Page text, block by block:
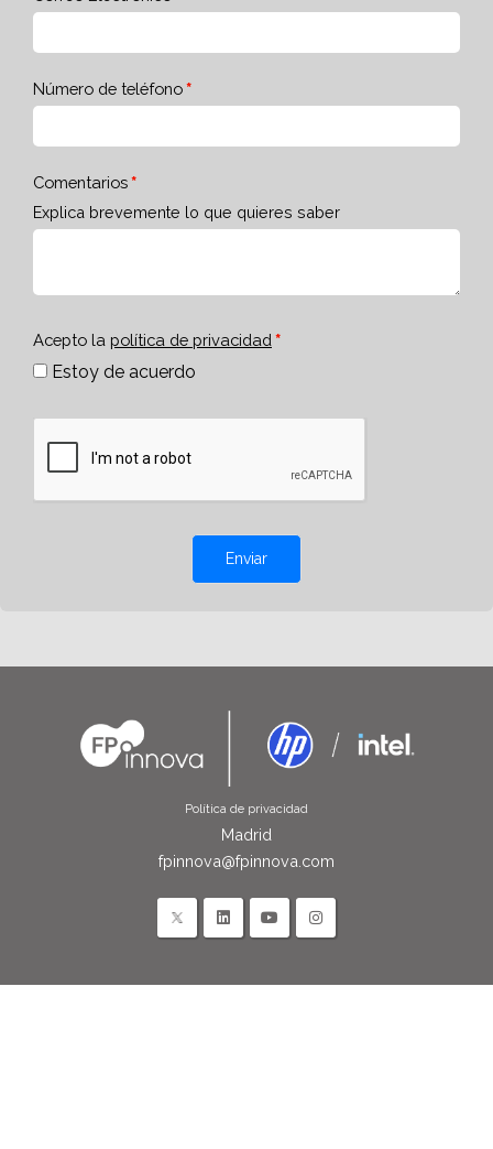
Número de teléfono
Comentarios
Explica brevemente lo que quieres saber
Acepto la política de privacidad
Estoy de acuerdo
Enviar
Política de privacidad
Madrid
fpinnova@fpinnova.com